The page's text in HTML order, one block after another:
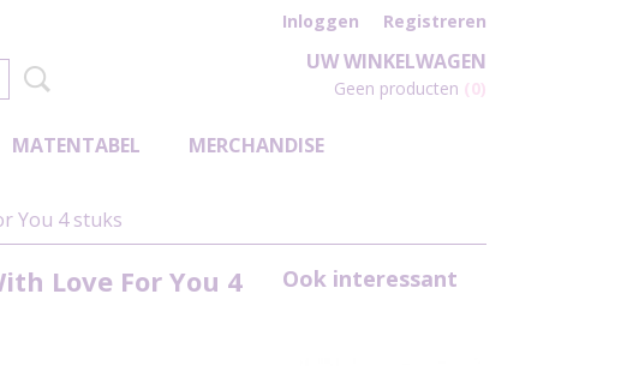
Inloggen Registreren
UW WINKELWAGEN
Geen producten (0)
MATENTABEL MERCHANDISE
You 4 stuks
Love For You 4
Ook interessant